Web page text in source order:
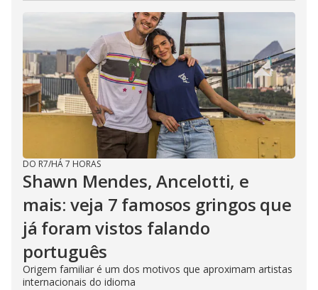
DO R7/HÁ 7 HORAS
Shawn Mendes, Ancelotti, e
mais: veja 7 famosos gringos que
já foram vistos falando
português
Origem familiar é um dos motivos que aproximam artistas
internacionais do idioma